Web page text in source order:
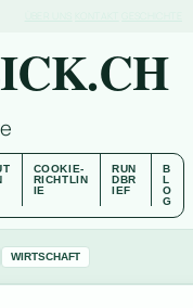
COOKIE-
RICHTLIN
IE
RUN
DBR
IEF
B
L
O
G
WIRTSCHAFT